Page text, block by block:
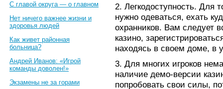
С главой округа — о главном
Нет ничего важнее жизни и
здоровья людей
Как живет районная
больница?
Андрей Иванов: «Игрой
команды доволен!»
Экзамены не за горами
2. Легкодоступность. Для
нужно одеваться, ехать
охранников. Вам следует
казино,
находясь в своем доме, в
3. Для многих игроков
наличие демо-версии
попробовать свои силы,